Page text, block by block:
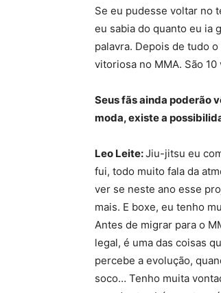
Se eu pudesse voltar no
eu sabia do quanto eu ia
palavra. Depois de tudo
vitoriosa no MMA. São
Seus fãs ainda poderão
moda, existe a
Leo Leite:Jiu-jitsu eu
fui, todo muito fala da
ver se neste ano esse
mais. E boxe, eu tenho
Antes de migrar para o
legal, é uma das coisas
percebe a evolução,
soco… Tenho muita